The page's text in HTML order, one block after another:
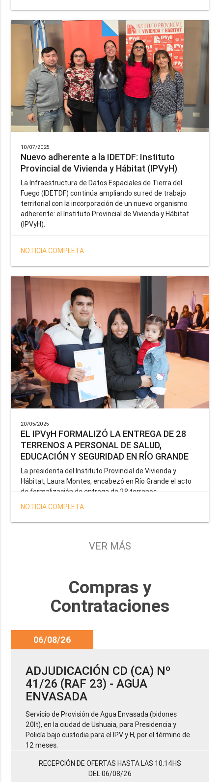
salud y seguridad impulsada por el gobernador Gustavo
Melella.
10/07/2025
Nuevo adherente a la IDETDF: Instituto
Provincial de Vivienda y Hábitat (IPVyH)
La Infraestructura de Datos Espaciales de Tierra del
Fuego (IDETDF) continúa ampliando su red de trabajo
territorial con la incorporación de un nuevo organismo
adherente: el Instituto Provincial de Vivienda y Hábitat
(IPVyH).
NOTICIA COMPLETA
20/05/2025
EL IPVyH FORMALIZÓ LA ENTREGA DE 28
TERRENOS A PERSONAL DE SALUD,
EDUCACIÓN Y SEGURIDAD EN RÍO GRANDE
La presidenta del Instituto Provincial de Vivienda y
Hábitat, Laura Montes, encabezó en Río Grande el acto
de formalización de entrega de 28 terrenos
correspondientes a la operatoria especial anunciada por
el Gobernador Gustavo Melella, la cual tiene como
objetivo brindar una solución habitacional a docentes,
Provincia y del Servicio Penitenciario.
NOTICIA COMPLETA
VER MÁS
Compras y
Contrataciones
06/08/26
ADJUDICACIÓN CD (CA) Nº
41/26 (RAF 23) - AGUA
ENVASADA
Servicio de Provisión de Agua Envasada (bidones
20lt), en la ciudad de Ushuaia, para Presidencia y
Policía bajo custodia para el IPV y H, por el término de
12 meses.
RECEPCIÓN DE OFERTAS HASTA LAS 10:14HS
DEL 06/08/26